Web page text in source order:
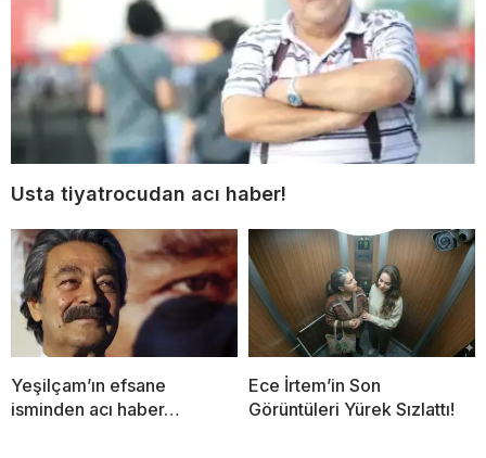
Usta tiyatrocudan acı haber!
Yeşilçam’ın efsane
isminden acı haber…
Ece İrtem’in Son
Görüntüleri Yürek Sızlattı!